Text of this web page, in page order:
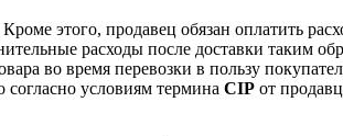
этого, продавец обязан оплатить
расходы после доставки таким
во время перевозки в пользу
условиям термина CIP от